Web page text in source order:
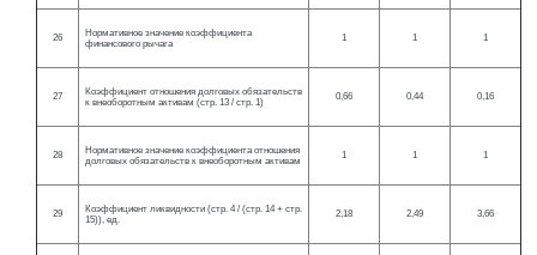
26
Нормативное значение коэффициента
финансового рычага
1 1 1
27
Коэффициент отношения долговых обязательств
к внеоборотным активам (стр. 13 / стр. 1)
0,66 0,44 0,16
28
Нормативное значение коэффициента отношения
долговых обязательств к внеоборотным активам
1 1 1
29
Коэффициент ликвидности (стр. 4 / (стр. 14 + стр.
15)), ед.
2,18 2,49 3,66